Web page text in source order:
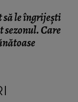
să le îngrijești
Care